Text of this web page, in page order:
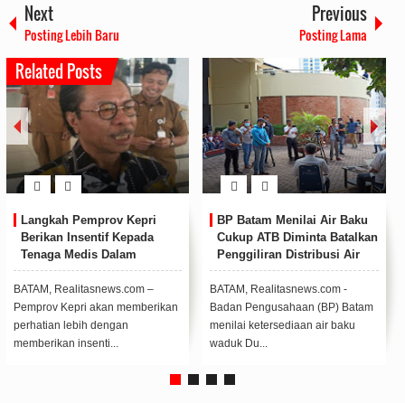
Next
Posting Lebih Baru
Previous
Posting Lama
Related Posts
Langkah Pemprov Kepri
Berikan Insentif Kepada
Tenaga Medis Dalam
Menangani Pasien Covid-19
Didukung DPRD Kepri
BATAM, Realitasnews.com –
Pemprov Kepri akan memberikan
perhatian lebih dengan
memberikan insenti...
BP Batam Menilai Air Baku
Cukup ATB Diminta Batalkan
Penggiliran Distribusi Air
BATAM, Realitasnews.com -
Badan Pengusahaan (BP) Batam
menilai ketersediaan air baku
waduk Du...